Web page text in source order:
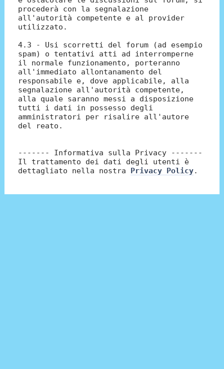
procederà con la segnalazione
all'autorità competente e al provider
utilizzato.
4.3 - Usi scorretti del forum (ad esempio
spam) o tentativi atti ad interromperne
il normale funzionamento, porteranno
all'immediato allontanamento del
responsabile e, dove applicabile, alla
segnalazione all'autorità competente,
alla quale saranno messi a disposizione
tutti i dati in possesso degli
amministratori per risalire all'autore
del reato.
------- Informativa sulla Privacy -------
Il trattamento dei dati degli utenti è
dettagliato nella nostra Privacy Policy.